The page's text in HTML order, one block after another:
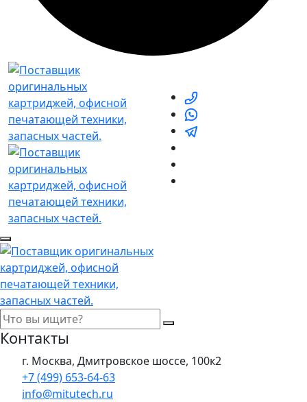
Контакты
г. Москва, Дмитровское шоссе, 100к2
+7 (499) 653-64-63
info@mitutech.ru